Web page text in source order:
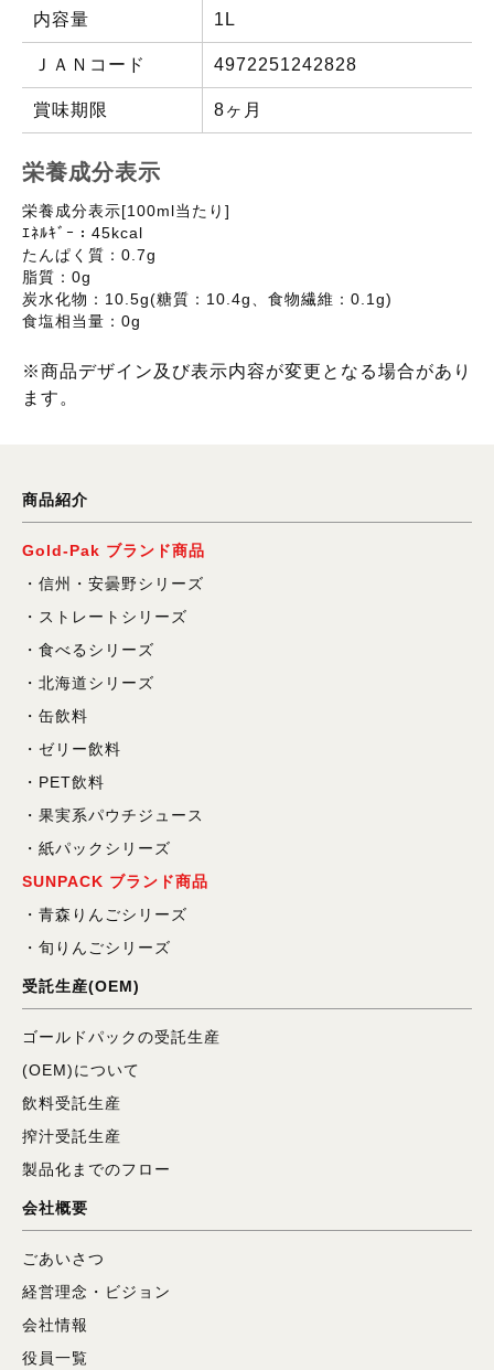
内容量 1L
ＪＡＮコード 4972251242828
賞味期限 8ヶ月
栄養成分表示
栄養成分表示[100ml当たり]
ｴﾈﾙｷﾞｰ：45kcal
たんぱく質：0.7g
脂質：0g
炭水化物：10.5g(糖質：10.4g、食物繊維：0.1g)
食塩相当量：0g
※商品デザイン及び表示内容が変更となる場合があり
ます。
商品紹介
Gold-Pak ブランド商品
信州・安曇野シリーズ
ストレートシリーズ
食べるシリーズ
北海道シリーズ
缶飲料
ゼリー飲料
PET飲料
果実系パウチジュース
紙パックシリーズ
SUNPACK ブランド商品
青森りんごシリーズ
旬りんごシリーズ
受託生産(OEM)
ゴールドパックの受託生産
(OEM)について
飲料受託生産
搾汁受託生産
製品化までのフロー
会社概要
ごあいさつ
経営理念・ビジョン
会社情報
役員一覧